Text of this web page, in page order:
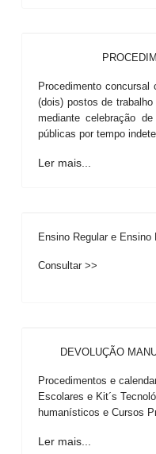
Procedimento
(dois) postos de
mediante celebração
públicas por tempo
Ler mais...
Ensino Regular e Ensino
Consultar >>
DEVOLUÇÃO
Procedimentos e
Escolares e Kit´s
humanísticos e Cursos
Ler mais...